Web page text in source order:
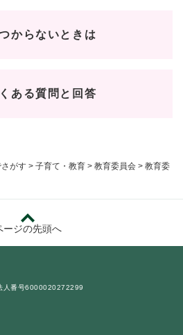
がす > 子育て・教育 > 教育委員会 > 教育委
からないときは
ある質問と回答
ージの先頭へ
人番号6000020272299